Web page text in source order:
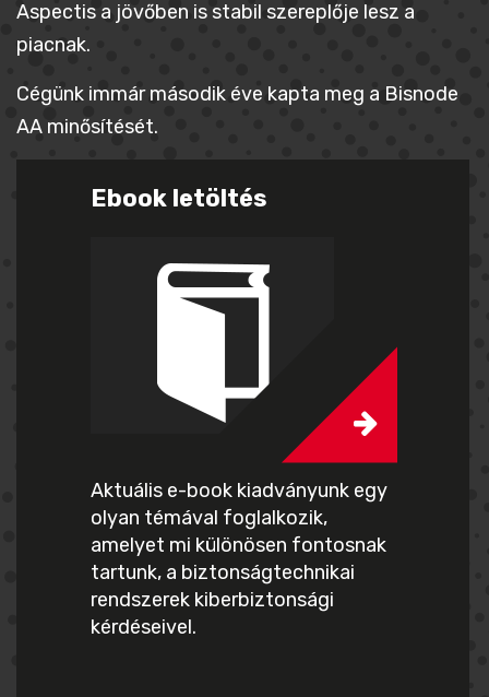
Ebook letöltés
Aktuális e-book kiadványunk egy
olyan témával foglalkozik,
amelyet mi különösen fontosnak
tartunk, a biztonságtechnikai
rendszerek kiberbiztonsági
kérdéseivel.
Aspectis a jövőben is stabil szereplője lesz a
piacnak.
Cégünk immár második éve kapta meg a Bisnode
AA minősítését.